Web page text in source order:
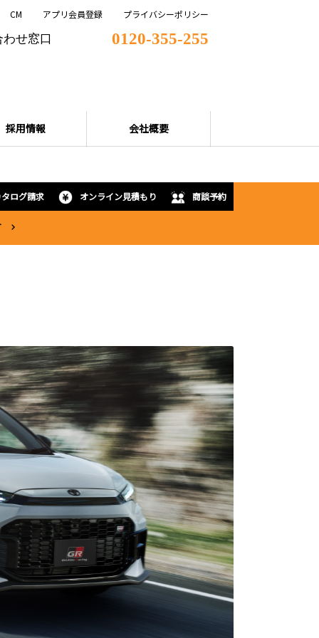
せ窓口 0120-355-255
採用情報 会社概要
CM アプリ会員登録 プライバシーポリシー
ログ請求 オンライン見積もり 商談予約